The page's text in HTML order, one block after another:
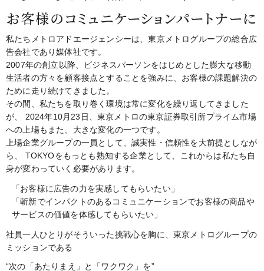
私たちメトロアドエージェンシーは、東京メトログループの総合広
告会社であり媒体社です。
2007年の創立以降、ビジネスパーソンをはじめとした膨大な移動
生活者の方々を顧客接点とすることを強みに、 お客様の課題解決の
ために走り続けてきました。
その間、私たちを取り巻く環境は常に変化を繰り返してきました
が、
2024年10月23日、東京メトロの東京証券取引所プライム市場
への上場もまた、大きな変化の一つです。
上場企業グループの一員として、誠実性・信頼性を大前提としなが
ら、
TOKYOをもっとも熟知する企業として、これからは私たち自
身が変わっていく必要があります。
「お客様に広告の力を実感してもらいたい」
「斬新でインパクトのあるコミュニケーションでお客様の商品や
サービスの価値を体感してもらいたい」
社員一人ひとりがそういった挑戦心を胸に、東京メトログループの
ミッションである
“次の「あたりまえ」と「ワクワク」を”